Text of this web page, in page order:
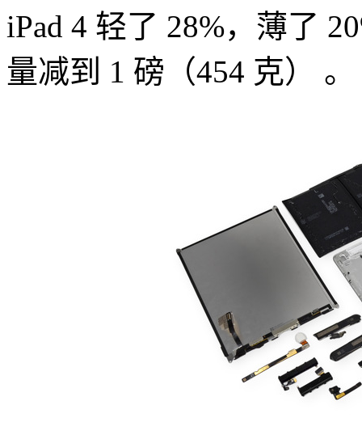
iPad 4 轻了 28%，薄了
量减到 1 磅（454 克） 。